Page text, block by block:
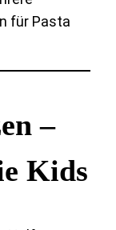
für Pasta
–
Kids